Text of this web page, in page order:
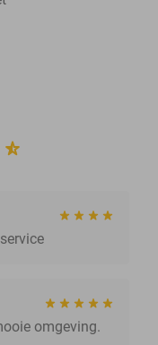
omgeving.